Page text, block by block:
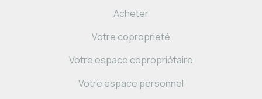
Acheter
Votre copropriété
Votre espace copropriétaire
Votre espace personnel